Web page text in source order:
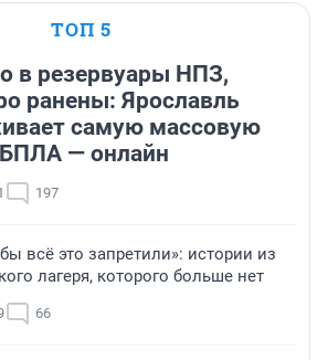
ТОП 5
в резервуары НПЗ,
ранены: Ярославль
самую массовую
— онлайн
197
всё это запретили»: истории из
лагеря, которого больше нет
66